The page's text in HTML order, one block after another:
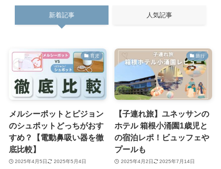
新着記事 人気記事
育児
メルシーポットとピジョン
のシュポットどっちがおす
すめ？【電動鼻吸い器を徹
底比較】
2025年4月5日 2025年5月4日
旅行
【子連れ旅】ユネッサンの
ホテル 箱根小涌園1歳児と
の宿泊レポ！ビュッフェや
プールも
2025年4月2日 2025年7月14日